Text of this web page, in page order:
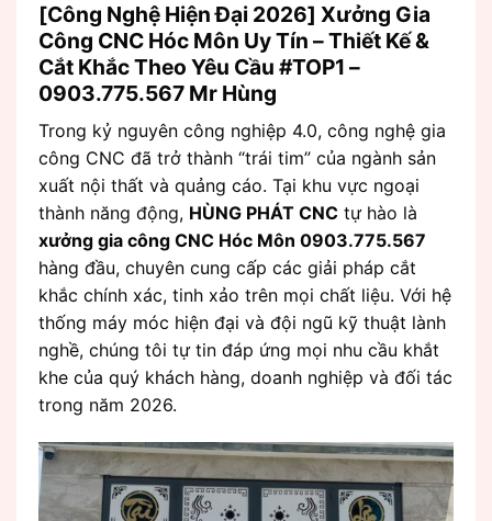
[Công Nghệ Hiện Đại 2026] Xưởng Gia
Công CNC Hóc Môn Uy Tín – Thiết Kế &
Cắt Khắc Theo Yêu Cầu #TOP1 –
0903.775.567 Mr Hùng
Trong kỷ nguyên công nghiệp 4.0, công nghệ gia
công CNC đã trở thành “trái tim” của ngành sản
xuất nội thất và quảng cáo. Tại khu vực ngoại
thành năng động, HÙNG PHÁT CNC tự hào là
xưởng gia công CNC Hóc Môn 0903.775.567
hàng đầu, chuyên cung cấp các giải pháp cắt
khắc chính xác, tinh xảo trên mọi chất liệu. Với hệ
thống máy móc hiện đại và đội ngũ kỹ thuật lành
nghề, chúng tôi tự tin đáp ứng mọi nhu cầu khắt
khe của quý khách hàng, doanh nghiệp và đối tác
trong năm 2026.